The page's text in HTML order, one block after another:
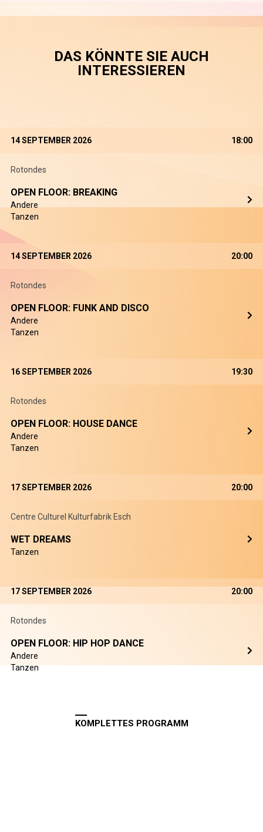
DAS KÖNNTE SIE AUCH
INTERESSIEREN
14 SEPTEMBER 2026 18:00
Rotondes
OPEN FLOOR: BREAKING
Andere
Tanzen
14 SEPTEMBER 2026 20:00
Rotondes
OPEN FLOOR: FUNK AND DISCO
Andere
Tanzen
16 SEPTEMBER 2026 19:30
Rotondes
OPEN FLOOR: HOUSE DANCE
Andere
Tanzen
17 SEPTEMBER 2026 20:00
Centre Culturel Kulturfabrik Esch
WET DREAMS
Tanzen
17 SEPTEMBER 2026 20:00
Rotondes
OPEN FLOOR: HIP HOP DANCE
Andere
Tanzen
KOMPLETTES PROGRAMM